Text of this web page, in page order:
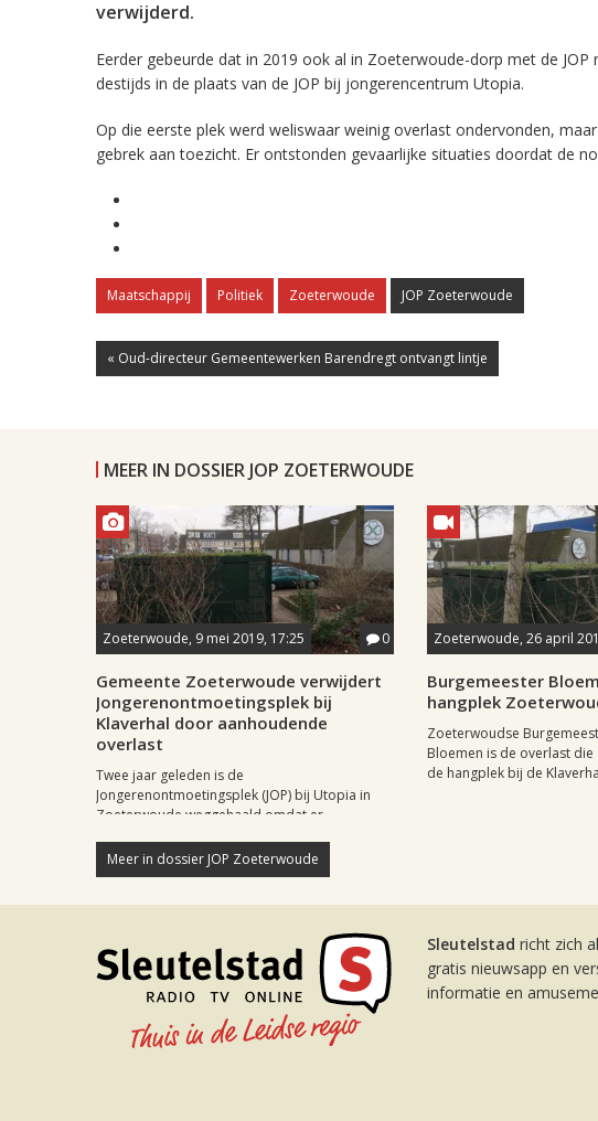
verwijderd.
Eerder gebeurde dat in 2019 ook al in Zoeterwoude-dorp met de
destijds in de plaats van de JOP bij jongerencentrum Utopia.
Op die eerste plek werd weliswaar weinig overlast ondervonden,
gebrek aan toezicht. Er ontstonden gevaarlijke situaties doordat de
Maatschappij Politiek Zoeterwoude JOP Zoeterwoude
« Oud-directeur Gemeentewerken Barendregt ontvangt lintje
MEER IN DOSSIER JOP ZOETERWOUDE
Zoeterwoude, 9 mei 2019, 17:25 0
Gemeente Zoeterwoude verwijdert
Jongerenontmoetingsplek bij
Klaverhal door aanhoudende
overlast
Twee jaar geleden is de
Jongerenontmoetingsplek (JOP) bij Utopia in
Zoeterwoude weggehaald omdat er...
Zoeterwoude, 26 april
Burgemeester
hangplek
Zoeterwoudse
Bloemen is de overlast
de hangplek bij de
Meer in dossier JOP Zoeterwoude
Sleutelstad richt zich
gratis nieuwsapp en
informatie en